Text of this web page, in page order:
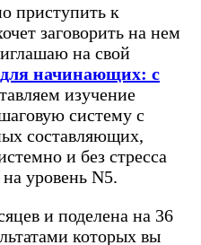
приступить к
заговорить на нем
на свой
начинающих: с
изучение
систему с
составляющих,
и без стресса
уровень N5.
и поделена на 36
которых вы